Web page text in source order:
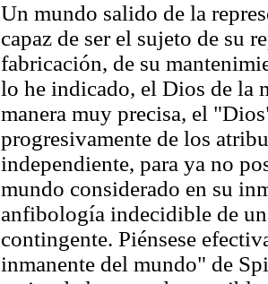
Un mundo salido de la
capaz de ser el sujeto de su
fabricación, de su
lo he indicado, el Dios de la
manera muy precisa, el
progresivamente de los
independiente, para ya no
mundo considerado en su
anfibología indecidible de
contingente. Piénsese
inmanente del mundo" de